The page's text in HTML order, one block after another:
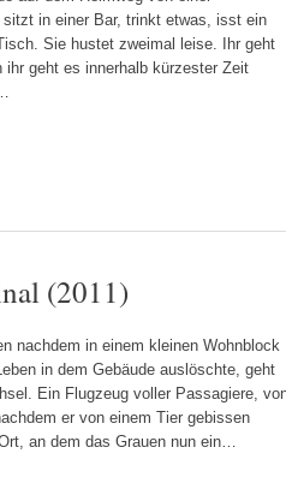
in einer Bar, trinkt etwas, isst ein
Sie hustet zweimal leise. Ihr geht
ihr geht es innerhalb kürzester Zeit
(2011)
nachdem in einem kleinen Wohnblock
in dem Gebäude auslöschte, geht
Ein Flugzeug voller Passagiere,
er von einem Tier gebissen
an dem das Grauen nun ein…